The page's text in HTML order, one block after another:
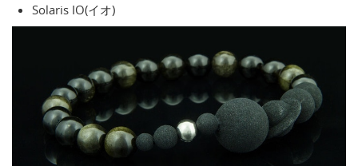
Solaris IO(イオ)